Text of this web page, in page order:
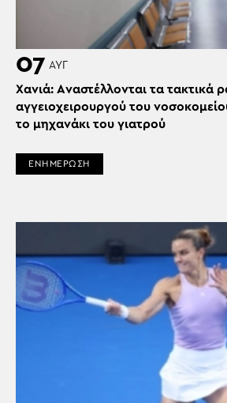
07 ΑΥΓ
Χανιά: Aναστέλλονται τα τακτικά
αγγειοχειρουργού του
το μηχανάκι του γιατρού
ΕΝΗΜΕΡΩΣΗ